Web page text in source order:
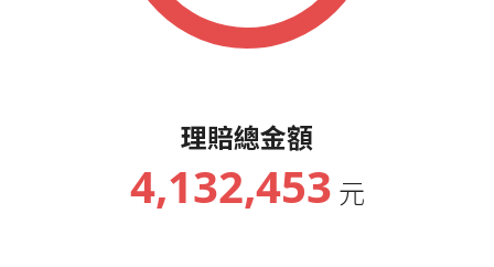
理賠總金額
4,132,453 元